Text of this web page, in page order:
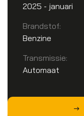
2025 - januari
Brandstof:
Benzine
Transmissie:
Automaat